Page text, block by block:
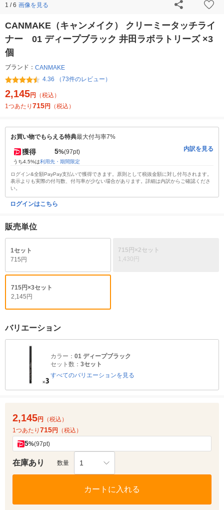
1 / 6 画像を見る
CANMAKE（キャンメイク） クリーミータッチライ
ナー 01 ディープブラック 井田ラボラトリーズ ×3
個
ブランド： CANMAKE
4.36 （73件のレビュー）
2,145円
（税込）
1つあたり 715円 （税込）
お買い物でもらえる特典最大付与率7%
獲得 5%(97pt)
うち4.5%は利用先・期間限定
内訳を見る
ログイン&全額PayPay支払いで獲得できます。原則として税抜金額に対し付与されます。
表示よりも実際の付与数、付与率が少ない場合があります。詳細は内訳からご確認くださ
い。
ログインはこちら
販売単位
1セット
715円
715円×2セット
1,430円
715円×3セット
2,145円
バリエーション
カラー： 01 ディープブラック
セット数： 3セット
すべてのバリエーションを見る
2,145円
（税込）
1つあたり 715円 （税込）
5%(97pt)
在庫あり 数量 1
カートに入れる